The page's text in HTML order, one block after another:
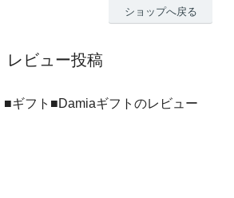
ショップへ戻る
レビュー投稿
■ギフト■Damiaギフトのレビュー